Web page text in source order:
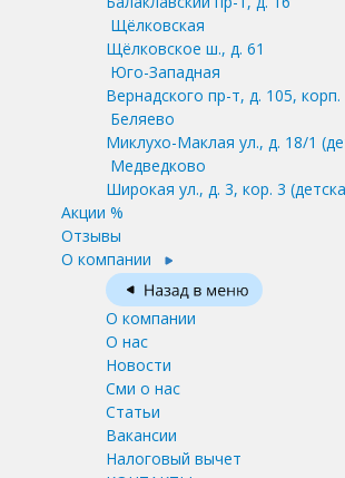
Щёлковская
Щёлковское ш., д. 61
Юго-Западная
Вернадского пр-т, д. 105, корп.
Беляево
Миклухо-Маклая ул., д. 18/1
Медведково
Широкая ул., д. 3, кор. 3
Акции %
Отзывы
О компании
О компании
О нас
Новости
Сми о нас
Статьи
Вакансии
Налоговый вычет